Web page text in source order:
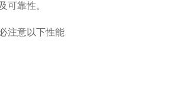
可靠性。
注意以下性能